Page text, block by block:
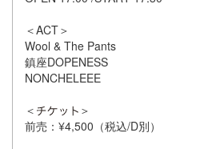
＜ACT＞
Wool & The Pants
鎮座DOPENESS
NONCHELEEE
＜
＞
前売：¥4,500（税込/D別）